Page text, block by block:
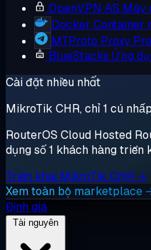
OpenVPN AS Máy
Docker Container
MTProto Proxy
BlueStacks Ứng
Cài đặt nhiều nhất
MikroTik CHR, chỉ 1 cú nhấp
RouterOS Cloud Hosted
dụng số 1 khách hàng
Triển khai MikroTik CHR →
Xem toàn bộ marketplace
Định giá